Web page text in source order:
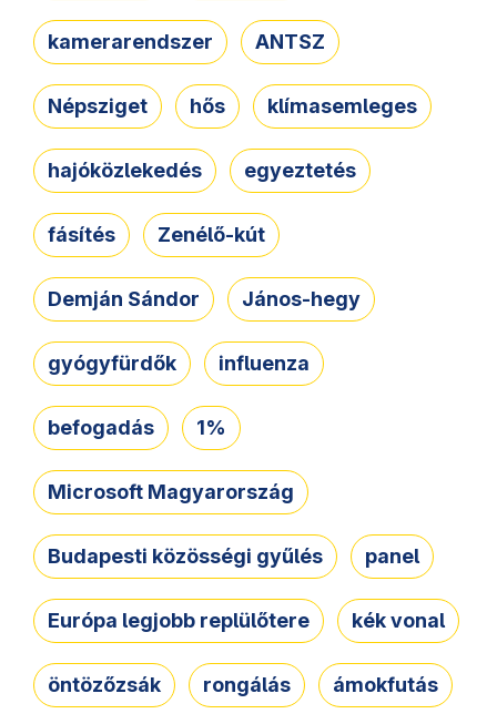
kamerarendszer ANTSZ
Népsziget hős klímasemleges
hajóközlekedés egyeztetés
fásítés Zenélő-kút
Demján Sándor János-hegy
gyógyfürdők influenza
befogadás 1%
Microsoft Magyarország
Budapesti közösségi gyűlés panel
Európa legjobb replülőtere kék vonal
öntözőzsák rongálás ámokfutás